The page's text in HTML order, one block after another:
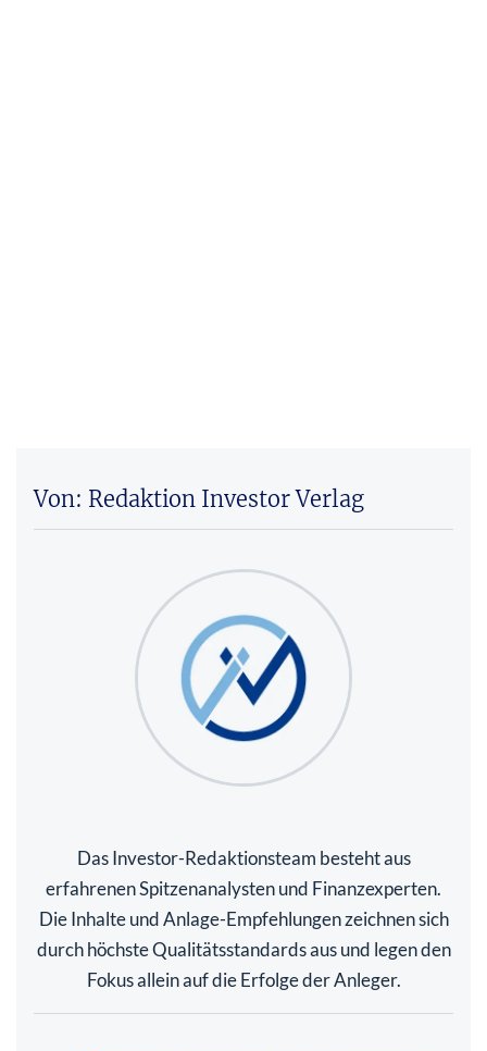
Von: Redaktion Investor Verlag
Das Investor-Redaktionsteam besteht aus
erfahrenen Spitzenanalysten und Finanzexperten.
Die Inhalte und Anlage-Empfehlungen zeichnen sich
durch höchste Qualitätsstandards aus und legen den
Fokus allein auf die Erfolge der Anleger.